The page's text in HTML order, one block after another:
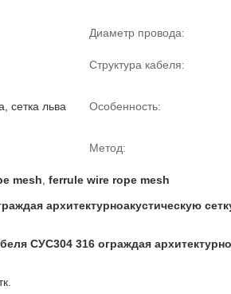
Диаметр провода:
Структура кабеля:
сетка льва Особенность:
Метод:
mesh ferrule wire rope mesh
архитектурноакустическую
СУС304 316 ограждая